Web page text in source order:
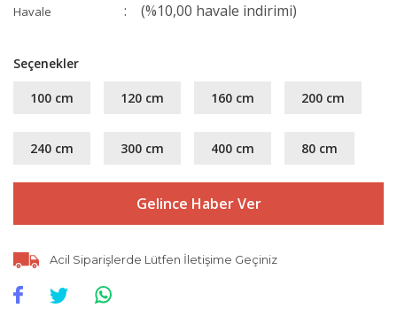
Havale
(%10,00 havale indirimi)
Seçenekler
100 cm 120 cm 160 cm 200 cm
240 cm 300 cm 400 cm 80 cm
Gelince Haber Ver
Acil Siparişlerde Lütfen İletişime Geçiniz